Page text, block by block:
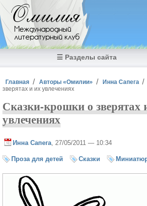
Перейти к основному содержанию
Омилия
Международный
литературный клуб
☰ Разделы сайта
Вы здесь
Главная Авторы «Омилии» Инна Сапега
зверятах и их увлечениях
Сказки-крошки о зверятах
увлечениях
Инна Сапега , 27/05/2011 — 10:34
Проза для детей Сказки